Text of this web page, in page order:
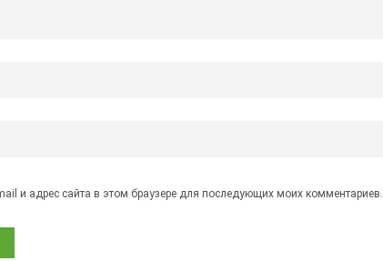
и адрес сайта в этом браузере для последующих моих комментариев.